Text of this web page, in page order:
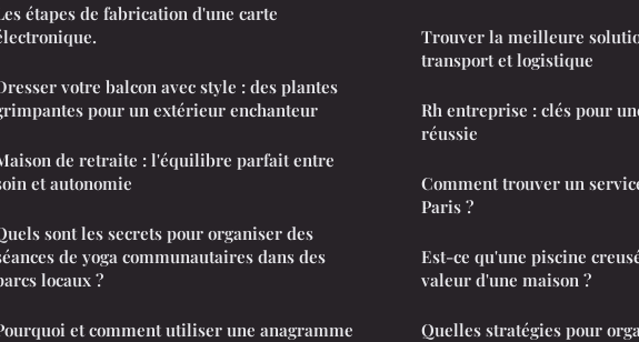
étapes de fabrication d'une carte
votre balcon avec style : des plantes
pour un extérieur enchanteur
de retraite : l'équilibre parfait entre
et autonomie
sont les secrets pour organiser des
de yoga communautaires dans des
locaux ?
et comment utiliser une anagramme
Trouver la meilleure
transport et logistique
Rh entreprise : clés pour
réussie
Comment trouver un
Paris ?
Est-ce qu'une piscine
valeur d'une maison ?
Quelles stratégies pour